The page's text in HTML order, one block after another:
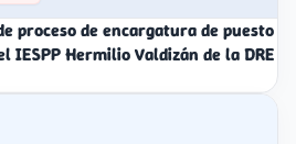
proceso de encargatura de puesto
IESPP Hermilio Valdizán de la DRE